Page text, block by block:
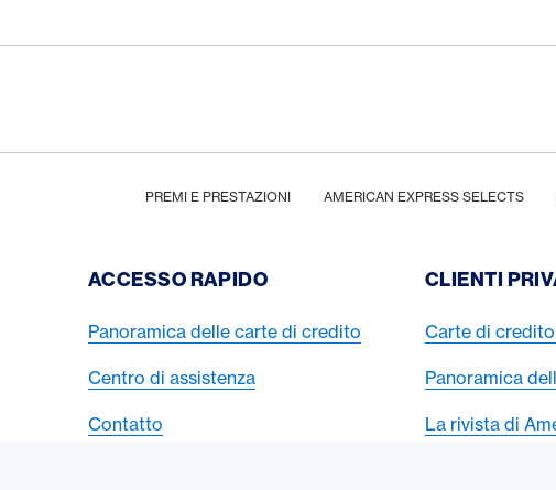
PREMI E PRESTAZIONI AMERICAN EXPRESS SELECTS
Footer Navigation
ACCESSO RAPIDO
Panoramica delle carte di credito
Centro di assistenza
Contatto
CLIENTI
Carte di
Panoramica
La rivista di